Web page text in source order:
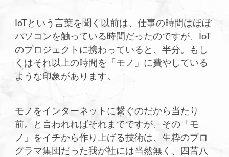
IoTという言葉を聞く以前は、仕事の時間はほぼ
パソコンを触っている時間だったのですが、IoT
のプロジェクトに携わっていると、半分。もし
くはそれ以上の時間を「モノ」に費やしている
ような印象があります。
モノをインターネットに繋ぐのだから当たり
前。と言われればそれまでですが、その「モ
ノ」をイチから作り上げる技術は、生粋のプロ
グラマ集団だった我が社には当然無く、四苦八